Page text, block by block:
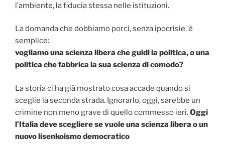
l’ambiente, la fiducia stessa nelle istituzioni.
La domanda che dobbiamo porci, senza ipocrisie, è
semplice:
vogliamo una scienza libera che guidi la politica, o una
politica che fabbrica la sua scienza di comodo?
La storia ci ha già mostrato cosa accade quando si
sceglie la seconda strada. Ignorarlo, oggi, sarebbe un
crimine non meno grave di quello commesso ieri.Oggi
l’Italia deve scegliere se vuole una scienza libera o un
nuovo lisenkoismo democratico